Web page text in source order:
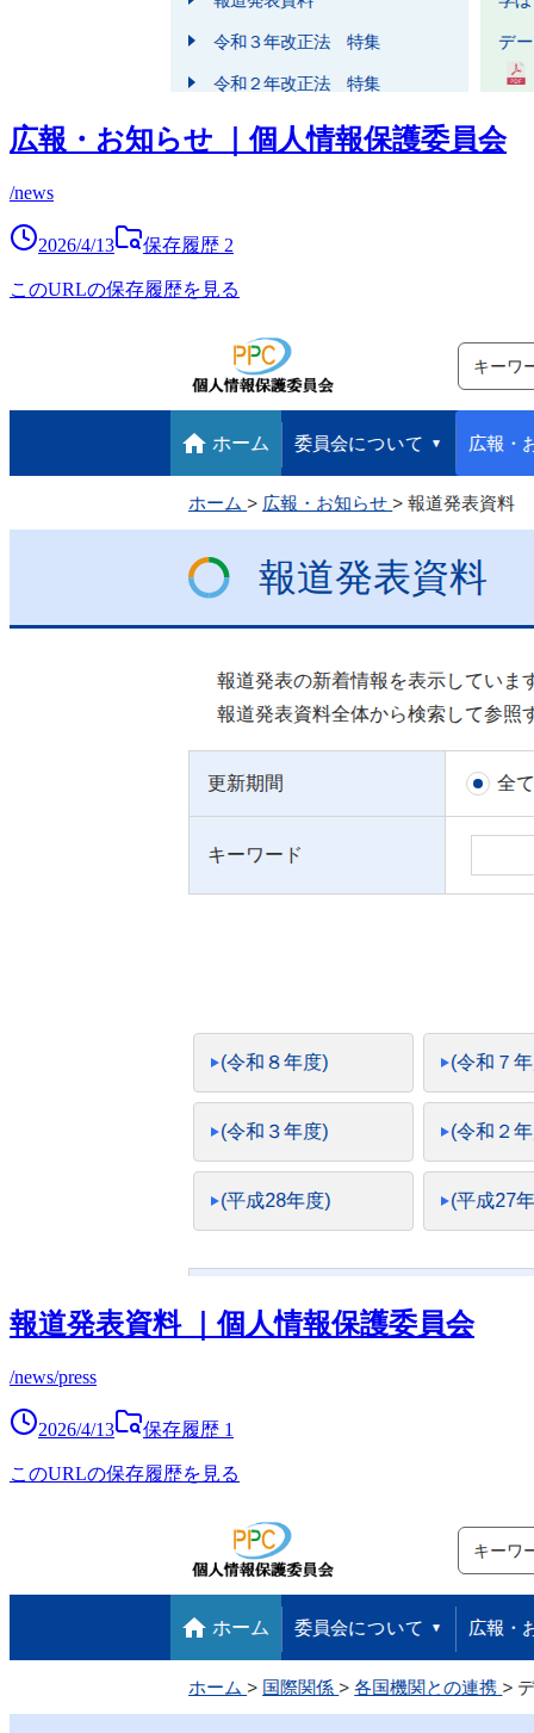
広報・お知らせ ｜個人情報保護委員会
/news
2026/4/13 保存履歴 2
このURLの保存履歴を見る
報道発表資料 ｜個人情報保護委員会
/news/press
2026/4/13 保存履歴 1
このURLの保存履歴を見る